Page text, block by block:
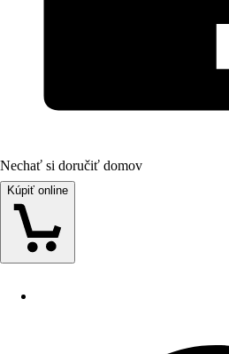
Nechať si doručiť domov
Kúpiť online